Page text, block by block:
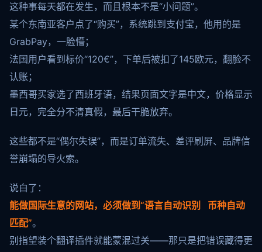
这种事每天都在发生，而且根本不是“小问题”。
某个东南亚客户点了“购买”，系统跳到支付宝，他用的是
GrabPay，一脸懵；
法国用户看到标价“120€”，下单后被扣了145欧元，翻脸不
认账；
墨西哥买家选了西班牙语，结果页面文字是中文，价格显示
日元，完全分不清真假，最后干脆放弃。
这些都不是“偶尔失误”，而是订单流失、差评刷屏、品牌信
誉崩塌的导火索。
说白了：
能做国际生意的网站，必须做到“语言自动识别 币种自动
匹配”。
别指望装个翻译插件就能蒙混过关——那只是把错误藏得更